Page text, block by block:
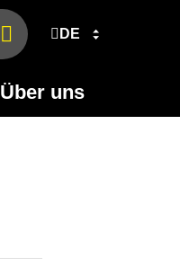
Jetzt
finden
DE
Über uns